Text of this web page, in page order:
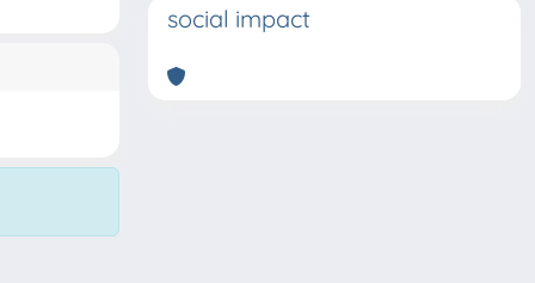
social impact